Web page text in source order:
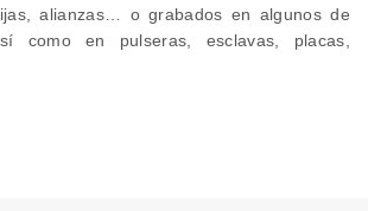
alianzas… o grabados en algunos de
como en pulseras, esclavas, placas,